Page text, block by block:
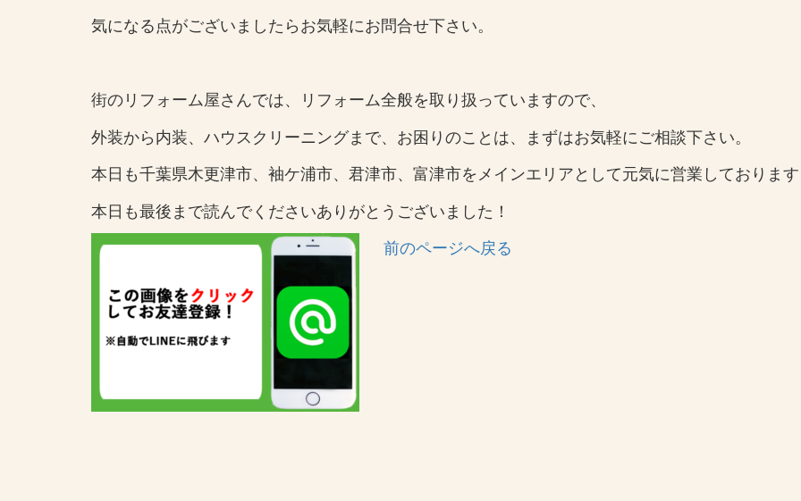
気になる点がございましたらお気軽にお問合せ下さい。
街のリフォーム屋さんでは、リフォーム全般を取り扱っていますので、
外装から内装、ハウスクリーニングまで、お困りのことは、まずはお気軽にご相談下さい。
本日も千葉県木更津市、袖ケ浦市、君津市、富津市をメインエリアとして元気に営業しておりま
本日も最後まで読んでくださいありがとうございました！
前のページへ戻る